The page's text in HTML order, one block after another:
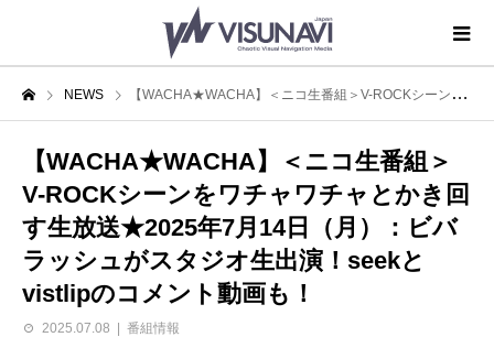
NEWS 【WACHA★WACHA】＜ニコ生番組＞V-ROCKシーンをワチャワチャとかき回す生放送★2025年7月14日（月）：ビバラッシュがスタジオ生出演！seekとvistlipのコメント動画も！
【WACHA★WACHA】＜ニコ生番組＞
V-ROCKシーンをワチャワチャとかき回
す生放送★2025年7月14日（月）：ビバ
ラッシュがスタジオ生出演！seekと
vistlipのコメント動画も！
2025.07.08 番組情報